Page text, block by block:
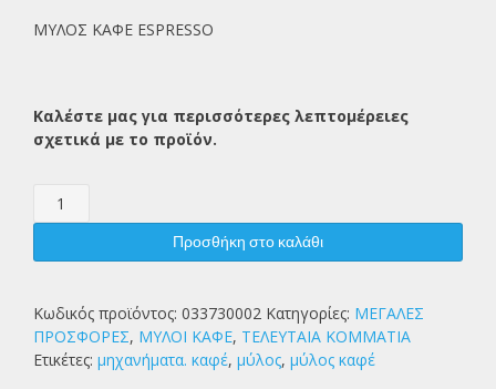
ΜΥΛΟΣ ΚΑΦΕ ESPRESSO
Καλέστε μας για περισσότερες λεπτομέρειες
σχετικά με το προϊόν.
ΜΥΛΟΣ
ΚΑΦΕ
ποσότητα
Προσθήκη στο καλάθι
Κωδικός προϊόντος: 033730002 Κατηγορίες: ΜΕΓΑΛΕΣ
ΠΡΟΣΦΟΡΕΣ, ΜΥΛΟΙ ΚΑΦΕ, ΤΕΛΕΥΤΑΙΑ ΚΟΜΜΑΤΙΑ
Ετικέτες: μηχανήματα. καφέ, μύλος, μύλος καφέ